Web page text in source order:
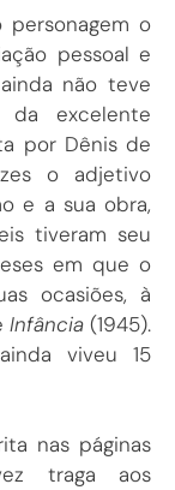
o
pessoal e
não teve
excelente
por Dênis de
o adjetivo
e a sua obra,
tiveram seu
em que o
ocasiões, à
Infância (1945).
viveu 15
nas páginas
traga aos